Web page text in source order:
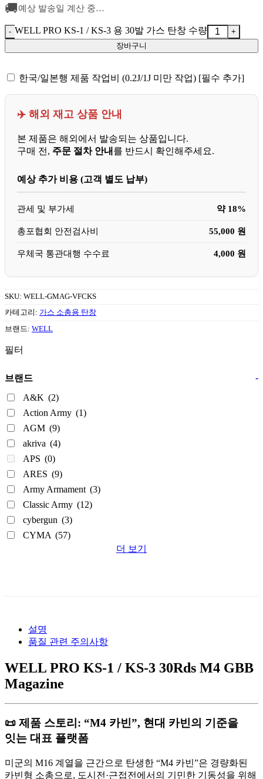
🚚예상 발송일 계산 중…
WELL PRO KS-1 / KS-3 용 30발 가스 탄창 수량
장바구니
한국/일본행 제품 작업비 (0.2J/1J 미만 작업) [필수 추가]
✈️ 해외 재고 상품 안내
본 제품은 해외에서 발송되는 상품입니다.
구매 전, 주문 절차 안내 를 반드시 확인해주세요.
예상 추가 비용 (고객 별도 납부)
관세 및 부가세 약 18%
총포협회 안전검사비 55,000 원
우체국 통관대행 수수료 4,000 원
SKU: WELL-GMAG-VFCKS
카테고리: 가스 소총용 탄창
브랜드: WELL
필터
브랜드
-
A&K (2)
Action Army (1)
AGM (9)
akriva (4)
APS (0)
ARES (9)
Army Armament (3)
Classic Army (12)
cybergun (3)
CYMA (57)
더 보기
설명
품질 관련 주의사항
WELL PRO KS-1 / KS-3 30Rds M4 GBB
Magazine
📜 제품 스토리: “M4 카빈”, 현대 카빈의 기준을
잇는 대표 플랫폼
미군의 M16 계열을 근간으로 탄생한 “M4 카빈”은 경량화된
카빈형 소총으로, 도시전·근접전에서의 기민한 기동성을 위해